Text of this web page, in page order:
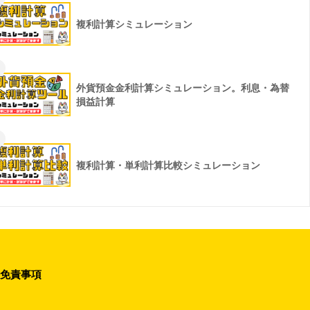
複利計算シミュレーション
外貨預金金利計算シミュレーション。利息・為替
損益計算
複利計算・単利計算比較シミュレーション
免責事項